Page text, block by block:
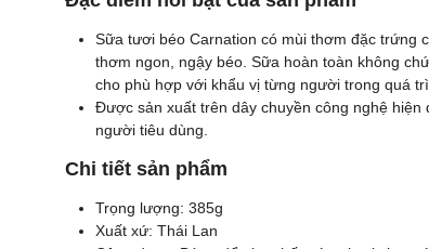
Sữa tươi béo Carnation có mùi thơm đặc trứng
thơm ngon, ngậy béo. Sữa hoàn toàn không
cho phù hợp với khẩu vị từng người trong quá
Được sản xuất trên dây chuyền công nghệ
người tiêu dùng.
Chi tiết sản phẩm
Trọng lượng: 385g
Xuất xứ: Thái Lan